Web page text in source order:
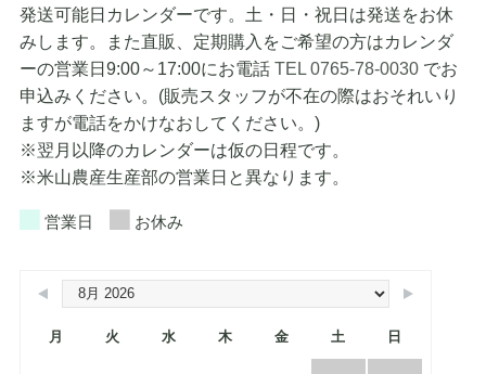
発送可能日カレンダーです。土・日・祝日は発送をお休
みします。また直販、定期購入をご希望の方はカレンダ
ーの営業日9:00～17:00にお電話 TEL 0765-78-0030でお
申込みください。(販売スタッフが不在の際はおそれいり
ますが電話をかけなおしてください。)
※翌月以降のカレンダーは仮の日程です。
※米山農産生産部の営業日と異なります。
営業日 お休み
月 火 水 木 金 土 日